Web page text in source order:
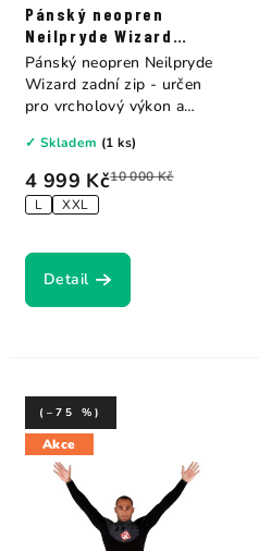
Pánský neopren
Neilpryde Wizard
Fullsuit B/Z 5/4
4 999 Kč10 000 Kč
L XXL
✓ Skladem (1 ks)
Detail
Pánský neopren Neilpryde
Wizard zadní zip - určen
pro vrcholový výkon a
Akce
(–75 %)